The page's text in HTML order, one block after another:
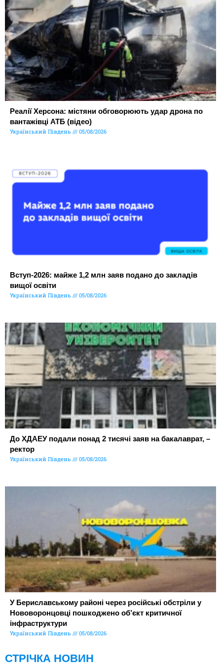
Реалії Херсона: містяни обговорюють удар дрона по
вантажівці АТБ (відео)
Український Південь 05/08/2026
Вступ-2026: майже 1,2 млн заяв подано до закладів
вищої освіти
Український Південь 05/08/2026
До ХДАЕУ подали понад 2 тисячі заяв на бакалаврат, –
ректор
Український Південь 05/08/2026
У Бериславському районі через російські обстріли у
Нововоронцовці пошкоджено об’єкт критичної
інфраструктури
Український Південь 05/08/2026
СТРІЧКА НОВИН